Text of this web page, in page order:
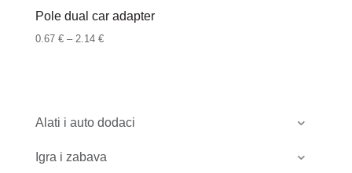
Alati i auto dodaci
Igra i zabava
Pole dual car adapter
0.67 € – 2.14 €Raspon
do